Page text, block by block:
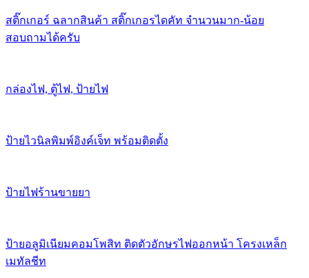
สติ๊กเกอร์ ฉลากสินค้า สติ๊กเกอรไดคัท จำนวนมาก-น้อย
สอบถามได้ครับ
กล่องไฟ, ตู้ไฟ, ป้ายไฟ
ป้ายไวนิลพิมพ์อิงค์เจ็ท พร้อมติดตั้ง
ป้ายไฟร้านขายยา
ป้ายอลูมิเนียมคอมโพสิท ติดตัวอักษรไฟออกหน้า โครงเหล็ก
เมทัลชีท